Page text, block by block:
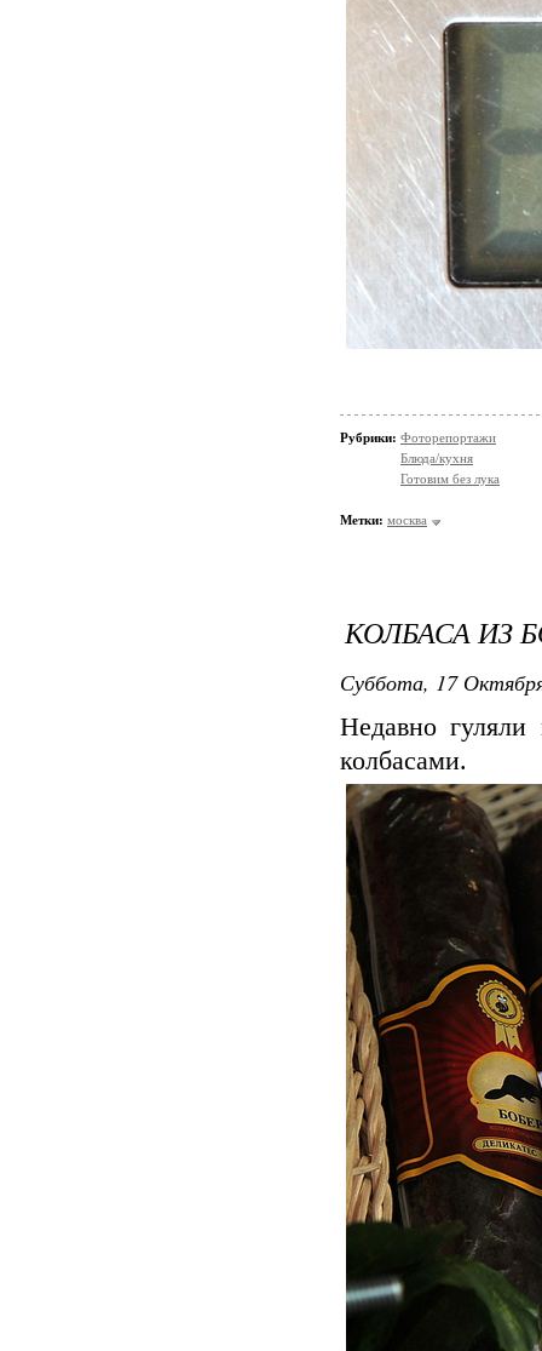
Рубрики: Фоторепортажи
Блюда/кухня
Готовим без лука
Метки: москва
КОЛБАСА ИЗ
Суббота, 17
Недавно
колбасами.